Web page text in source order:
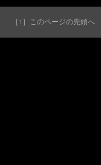
［↑］このページの先頭へ